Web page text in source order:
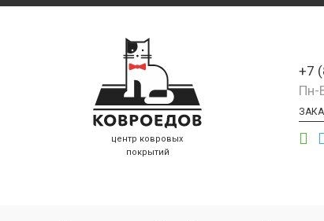
центр ковровых
покрытий
+7
Пн-